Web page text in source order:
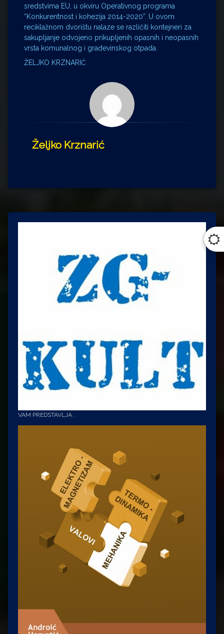
sredstvima EU, u okviru Operativnog programa
“Konkurentnost i kohezija 2014-2020”. U ovom
reciklažnom dvorištu nalaze se različiti kontejneri za
sakupljanje odvojeno prikupljenih opasnih i neopasnih
vrsta komunalnog i građevinskog otpada.
ŽELJKO KRZNARIĆ
Željko Krznarić
VAM PREDSTAVLJA :